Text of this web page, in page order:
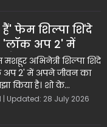
हैं' फेम शिल्पा शिंदे
'लॉक अप 2' में
और अकेलेपन की
अभिनेत्री शिल्पा शिंदे
अप 2' में अपने जीवन का
किया है। शो के
शिल्पा रो पड़ीं और
परिवार ने उन्हें उनके
| Updated: 28 July 2026